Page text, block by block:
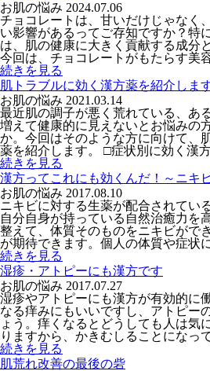
お肌の悩み 2024.07.06
チョコレートは、甘いだけじゃなく
い影響があるってご存知ですか？特
は、肌の健康に大きく貢献する成分
今回は、チョコレートがもたらす美
続きを見る
肌トラブルに効く漢方薬を紹介しま
お肌の悩み 2021.03.14
最近肌の調子が悪く荒れている、あ
増えて健康的に見えないとお悩みの
か。今回はそのような方に向けて、
薬を紹介します。 □症状別に効く漢
続きを見る
漢方ってこれにも効くんだ！～ニキ
お肌の悩み 2017.08.10
ニキビに対する生薬が配合されてい
自分自身が持っている自然治癒力を
整えて、体質そのものをニキビがで
が期待できます。個人の体質や症状
続きを見る
湿疹・アトピーにも漢方です
お肌の悩み 2017.07.27
湿疹やアトピーにも漢方が有効的に
なる痒みにもいいですし、アトピー
ょう。痒くなるとどうしても人は気
りますから、かきむしることになっ
続きを見る
肌荒れ改善の最後の砦